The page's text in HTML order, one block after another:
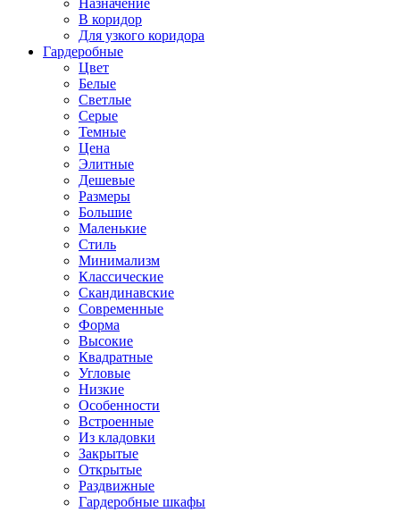
Назначение
В коридор
Для узкого коридора
Гардеробные
Цвет
Белые
Светлые
Серые
Темные
Цена
Элитные
Дешевые
Размеры
Большие
Маленькие
Стиль
Минимализм
Классические
Скандинавские
Современные
Форма
Высокие
Квадратные
Угловые
Низкие
Особенности
Встроенные
Из кладовки
Закрытые
Открытые
Раздвижные
Гардеробные шкафы